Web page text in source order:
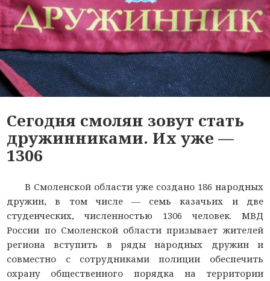
Сегодня смолян зовут стать
дружинниками. Их уже —
1306
В Смоленской области уже создано 186 народных
дружин, в том числе — семь казачьих и две
студенческих, численностью 1306 человек. МВД
России по Смоленской области призывает жителей
региона вступить в ряды народных дружин и
совместно с сотрудниками полиции обеспечить
охрану общественного порядка на территории